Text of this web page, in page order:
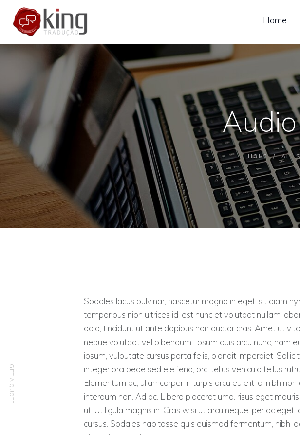
Home
HOME ALL
ABOUT US
SERVICES
CONTACT
Sodales lacus pulvinar, nascetur magna in eget, sit diam
temporibus nibh ultrices id, est nunc et volutpat nullam
odio, tincidunt ut ante dapibus non auctor cras. Amet ut
neque volutpat vel bibendum. Ipsum duis arcu nunc, nam
ipsum, vulputate cursus porta felis, blandit imperdiet.
integer orci pede sed eleifend, orci tellus vehicula tellus
Elementum ac, ullamcorper in turpis arcu eu elit id, nibh
interdum non. Ad ac. Libero placerat urna, risus eget
ut. Ut ligula magnis in. Cras wisi ut arcu neque, per ac
cursus. Sodales habitasse quis euismod fermentum, nibh
GET A QUOTE